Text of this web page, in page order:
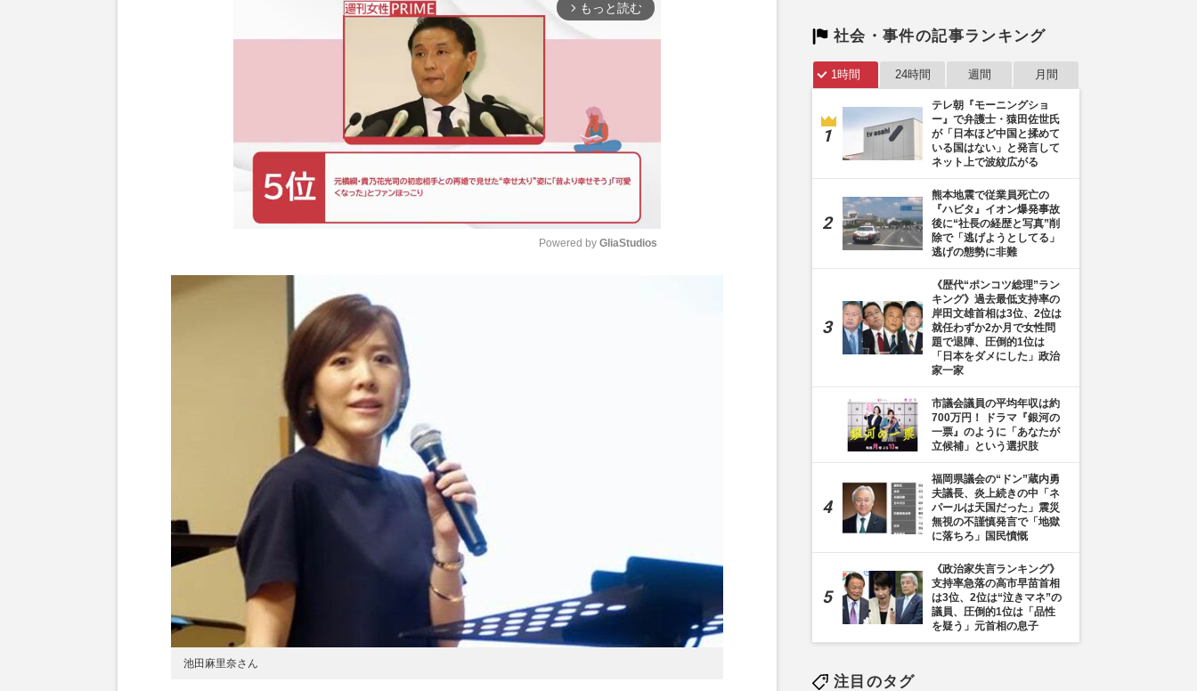
arrow_forward_ios もっと読む
Powered by GliaStudios
池田麻里奈さん
社会・事件の記事ランキング
1時間 24時間 週間 月間
テレ朝『モーニングショ
ー』で弁護士・猿田佐世氏
が「日本ほど中国と揉めて
いる国はない」と発言して
ネット上で波紋広がる
熊本地震で従業員死亡の
『ハビタ』イオン爆発事故
後に“社長の経歴と写真”削
除で「逃げようとしてる」
逃げの態勢に非難
《歴代“ポンコツ総理”ラン
キング》過去最低支持率の
岸田文雄首相は3位、2位は
就任わずか2か月で女性問
題で退陣、圧倒的1位は
「日本をダメにした」政治
家一家
市議会議員の平均年収は約
700万円！ ドラマ『銀河の
一票』のように「あなたが
立候補」という選択肢
福岡県議会の“ドン”蔵内勇
夫議長、炎上続きの中「ネ
パールは天国だった」震災
無視の不謹慎発言で「地獄
に落ちろ」国民憤慨
《政治家失言ランキング》
支持率急落の高市早苗首相
は3位、2位は“泣きマネ”の
議員、圧倒的1位は「品性
を疑う」元首相の息子
注目のタグ